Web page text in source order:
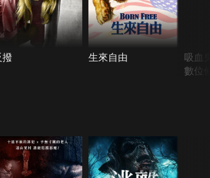
撥 生來自由
吸血
數位